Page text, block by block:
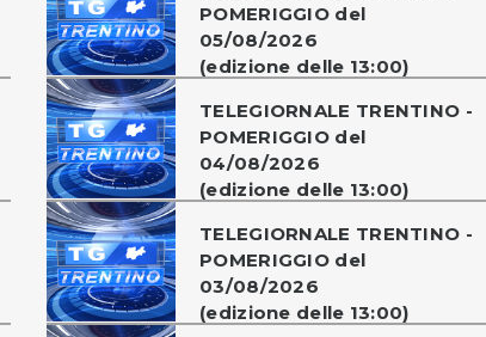
POMERIGGIO del
05/08/2026
(edizione delle 13:00)
TELEGIORNALE TRENTINO -
POMERIGGIO del
04/08/2026
(edizione delle 13:00)
TELEGIORNALE TRENTINO -
POMERIGGIO del
03/08/2026
(edizione delle 13:00)